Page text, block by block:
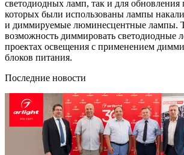
светодиодных ламп, так и для обновления
которых были использованы лампы
и диммируемые люминесцентные лампы.
возможность диммировать светодиодные
проектах освещения с применением
блоков питания.
Последние новости